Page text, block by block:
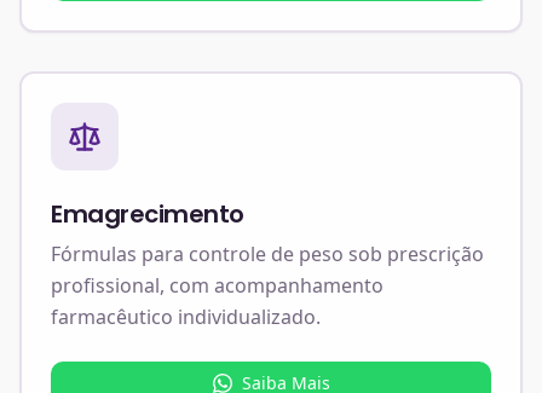
Emagrecimento
Fórmulas para controle de peso sob prescrição
profissional, com acompanhamento
farmacêutico individualizado.
Saiba Mais